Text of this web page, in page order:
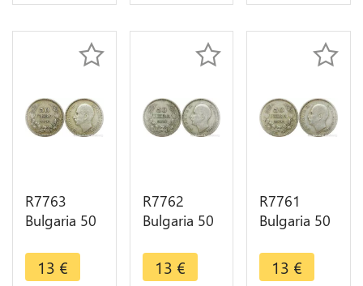
R7763
Bulgaria 50
III 1930 BP
Silver ->
13 €
R7762
Bulgaria 50
III 1930 BP
Silver ->
13 €
R7761
Bulgaria 50
III 1930 BP
Silver ->
13 €